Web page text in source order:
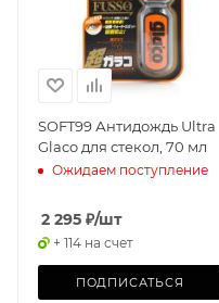
SOFT99 Антидождь Ultra
Glaco для стекол, 70 мл
Ожидаем поступление
2 295 ₽/шт
+ 114 на счет
ПОДПИСАТЬСЯ